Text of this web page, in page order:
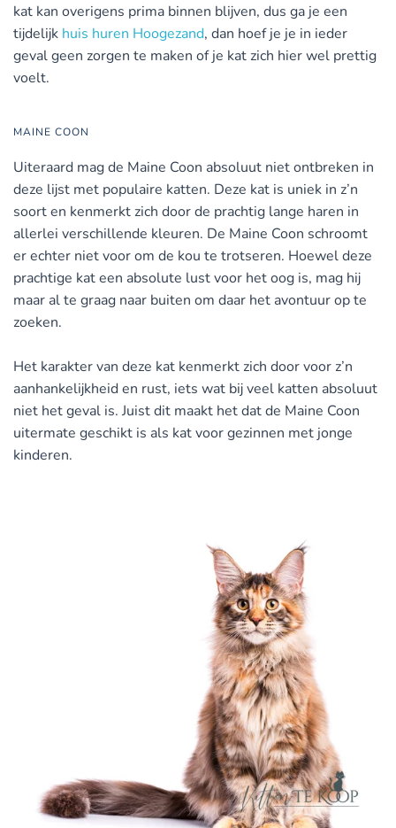
kat kan overigens prima binnen blijven, dus ga je een
tijdelijk huis huren Hoogezand, dan hoef je je in ieder
geval geen zorgen te maken of je kat zich hier wel prettig
voelt.
MAINE COON
Uiteraard mag de Maine Coon absoluut niet ontbreken in
deze lijst met populaire katten. Deze kat is uniek in z’n
soort en kenmerkt zich door de prachtig lange haren in
allerlei verschillende kleuren. De Maine Coon schroomt
er echter niet voor om de kou te trotseren. Hoewel deze
prachtige kat een absolute lust voor het oog is, mag hij
maar al te graag naar buiten om daar het avontuur op te
zoeken.
Het karakter van deze kat kenmerkt zich door voor z’n
aanhankelijkheid en rust, iets wat bij veel katten absoluut
niet het geval is. Juist dit maakt het dat de Maine Coon
uitermate geschikt is als kat voor gezinnen met jonge
kinderen.